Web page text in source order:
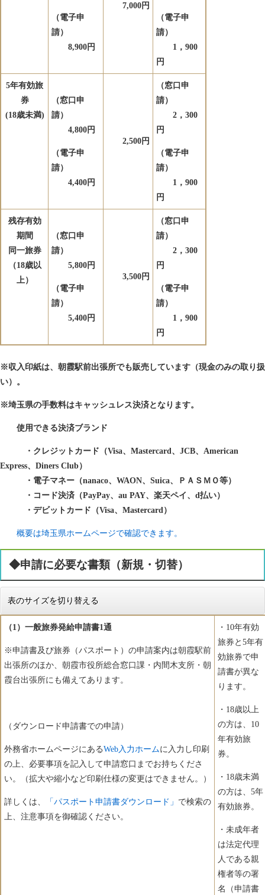
（電子申
請）
8,900円
7,000円
（電子申
請）
1，900
円
5年有効旅
券
(18歳未満)
（窓口申
請）
4,800円
（電子申
請）
4,400円
2,500円
（窓口申
請）
2，300
円
（電子申
請）
1，900
円
残存有効
期間
同一旅券
（18歳以
上）
（窓口申
請）
5,800円
（電子申
請）
5,400円
3,500円
（窓口申
請）
2，300
円
（電子申
請）
1，900
円
※収入印紙は、朝霞駅前出張所でも販売しています（現金のみの取り扱
い）。
※埼玉県の手数料はキャッシュレス決済となります。
使用できる決済ブランド
・クレジットカード（Visa、Mastercard、JCB、American
Express、Diners Club）
・電子マネー（nanaco、WAON、Suica、ＰＡＳＭＯ等）
・コード決済（PayPay、au PAY、楽天ペイ、d払い）
・デビットカード（Visa、Mastercard）​
概要は埼玉県ホームページで確認できます。
◆申請に必要な書類（新規・切替）
表のサイズを切り替える
（1）一般旅券発給申請書1通
※申請書及び旅券（パスポート）の申請案内は朝霞駅前
出張所のほか、朝霞市役所総合窓口課・内間木支所・朝
霞台出張所にも備えてあります。
（ダウンロード申請書での申請）
外務省ホームページにあるWeb入力ホームに入力し印刷
の上、必要事項を記入して申請窓口までお持ちくださ
い。（拡大や縮小など印刷仕様の変更はできません。）
詳しくは、 「パスポート申請書ダウンロード」 で検索の
上、注意事項を御確認ください。
・10年有効
旅券と5年有
効旅券で申
請書が異な
ります。
・18歳以上
の方は、10
年有効旅
券。
・18歳未満
の方は、5年
有効旅券。
・未成年者
は法定代理
人である親
権者等の署
名（申請書